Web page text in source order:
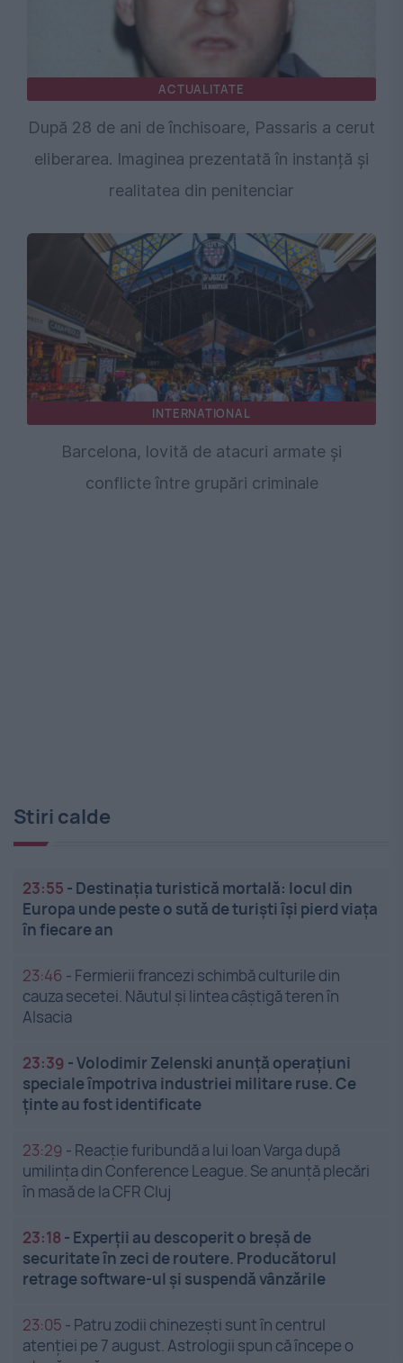
ACTUALITATE
După 28 de ani de închisoare, Passaris a cerut
eliberarea. Imaginea prezentată în instanță și
realitatea din penitenciar
INTERNATIONAL
Barcelona, lovită de atacuri armate și
conflicte între grupări criminale
Stiri calde
23:55 - Destinația turistică mortală: locul din
Europa unde peste o sută de turiști își pierd viața
în fiecare an
23:46 - Fermierii francezi schimbă culturile din
cauza secetei. Năutul și lintea câștigă teren în
Alsacia
23:39 -Volodimir Zelenski anunță operațiuni
speciale împotriva industriei militare ruse. Ce
ținte au fost identificate
23:29 - Reacție furibundă a lui Ioan Varga după
umilința din Conference League. Se anunță plecări
în masă de la CFR Cluj
23:18 - Experții au descoperit o breșă de
securitate în zeci de routere. Producătorul
retrage software-ul și suspendă vânzările
23:05 - Patru zodii chinezești sunt în centrul
atenției pe 7 august. Astrologii spun că începe o